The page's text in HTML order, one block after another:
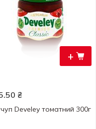
+
₴
Develey томатний 300г